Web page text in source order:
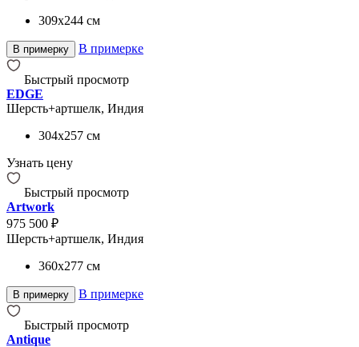
309x244 см
В примерку В примерке
Быстрый просмотр
EDGE
Шерсть+артшелк, Индия
304x257 см
Узнать цену
Быстрый просмотр
Artwork
975 500 ₽
Шерсть+артшелк, Индия
360x277 см
В примерку В примерке
Быстрый просмотр
Antique